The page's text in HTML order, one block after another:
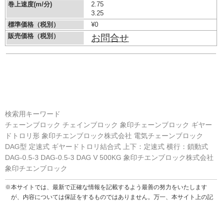
巻上速度(m/分)
2.75
3.25
標準価格（税別）
¥0
販売価格（税別）
お問合せ
検索用キーワード
チェーンブロック チェインブロック 象印チェーンブロック ギヤー
ドトロリ形 象印チエンブロック株式会社 電気チェーンブロック
DAG型 定速式 ギヤードトロリ結合式 上下：定速式 横行：鎖動式
DAG-0.5-3 DAG-0.5-3 DAG V 500KG 象印チエンブロック株式会社
象印チエンブロック
※本サイトでは、最新で正確な情報を記載するよう最善の努力をいたします
が、内容については保証をするものではありません。万一、本サイト上の記